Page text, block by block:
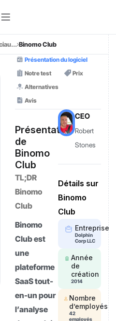
Binomo Club
Présentation du logiciel
Notre test
Prix
Alternatives
Avis
Présentation
de
Binomo
Club
TL;DR
Binomo
Club
Binomo
Club est
une
plateforme
SaaS tout-
en-un pour
l’analyse
CEO
Robert
Stones
Détails sur
Binomo
Club
Entreprise
Dolphin
Corp LLC
Année
de
création
2014
Nombre
d’employés
42
employés